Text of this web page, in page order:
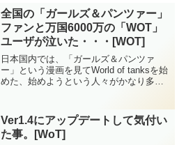
全国の「ガールズ＆パンツァー」
ファンと万国6000万の「WOT」
ユーザが泣いた・・・[WOT]
日本国内では、「ガールズ＆パンツァ
ー」という漫画を見てWorld of tanksを始
めた、始めようという人々がかなり多い
ら始める人は、多いみたいです。 最近
プラモデ...
Ver1.4にアップデートして気付い
た事。[WoT]